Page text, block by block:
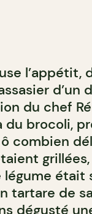
l’appétit,
d’un
du chef
du brocoli,
combien
légume était
tartare de
dégusté